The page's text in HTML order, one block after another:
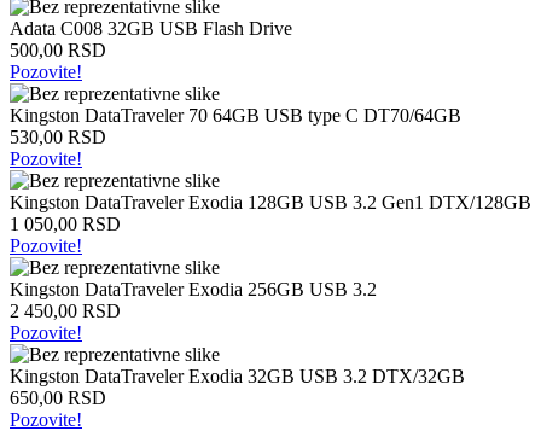
laptopovi
Tableti
Laptop
torbe
Tablet
zaštitne
futrole
Matične
ploče
Matične
ploče
za
Intel
Matične
ploče
za
AMD
Procesori
Adata C008 32GB USB Flash Drive
500,00 RSD
Pozovite!
Kingston DataTraveler 70 64GB USB type C DT70/64GB
530,00 RSD
Pozovite!
Kingston DataTraveler Exodia 128GB USB 3.2 Gen1 DTX/128GB
1 050,00 RSD
Pozovite!
Kingston DataTraveler Exodia 256GB USB 3.2
2 450,00 RSD
Pozovite!
Kingston DataTraveler Exodia 32GB USB 3.2 DTX/32GB
650,00 RSD
Pozovite!